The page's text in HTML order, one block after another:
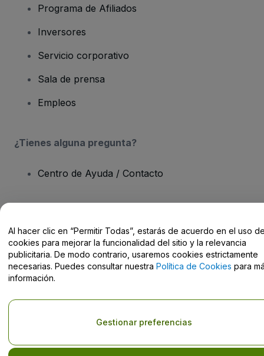
Programa de Afiliados
Inversores
Servicio corporativo
Sala de prensa
Empleos
¿Tienes alguna pregunta?
Centro de Ayuda / Contacto
Derechos reservados © viagogo Entertainment Inc 2026 Datos de
la Empresa
El uso de este sitio web constituye la aceptación de losTérminos y
Condiciones, de laPolítica de Privacidad, de laPolítica de Cookies
y de laPolítica de Privacidad para Móviles
privacidad
Al hacer clic en “Permitir Todas”, estarás de acuerdo en el uso
cookies para mejorar la funcionalidad del sitio y la relevancia
publicitaria. De modo contrario, usaremos cookies estrictamente
necesarias. Puedes consultar nuestra Política de Cookies para
información.
Gestionar preferencias